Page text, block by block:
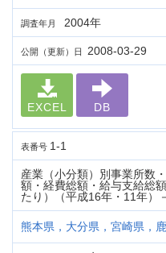
調査年月 2004年
公開（更新）日 2008-03-29
EXCEL DB
表番号 1-1
産業（小分類）別事業所数
額・経費総額・給与支給総
たり）（平成16年・11年）
熊本県，大分県，宮崎県，